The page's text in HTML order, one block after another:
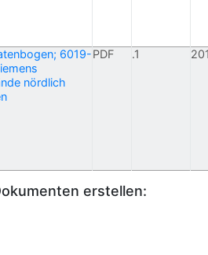
6019-
nördlich
PDF .1
erstellen: